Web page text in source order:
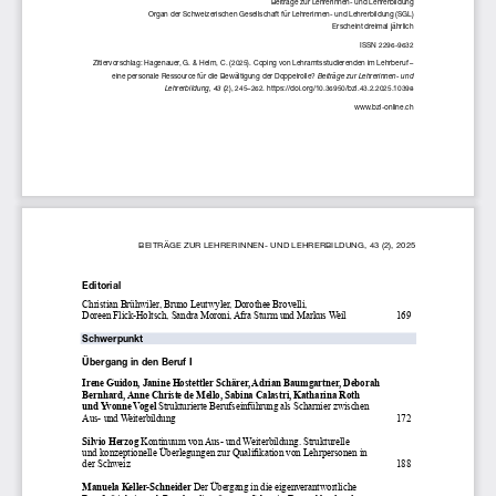
Organ der Schweizerischen Gesellschaft für Lehrerinnen- und Lehrerbildung (SGL)
Erscheint dreimal jährlich
ISSN 2296-9632
Zitiervorschlag: Hagenauer, G. & Helm, C. (2025). Coping von Lehramtsstudierenden im Lehrberuf –
eine personale Ressource für die Bewältigung der Doppelrolle? Beiträge zur Lehrerinnen- und
Lehrerbildung, 43 (2), 245–262. https://doi.org/10.36950/bzl.43.2.2025.10398
www.bzl-online.ch
BEITRÄGE ZUR LEHRERINNEN- UND LEHRERBILDUNG, 43 (2), 2025
Editorial
Christian Brühwiler, Bruno Leutwyler, Dorothee Brovelli,
Doreen Flick-Holtsch, Sandra Moroni, Afra Sturm und Markus Weil
                     169
Schwerpunkt
Übergang in den Beruf I
Irene Guidon, Janine Hostettler Schärer, Adrian Baumgartner, Deborah
Bern hard, Anne Christe de Mello, Sabina Calastri, Katharina Roth
und Yvonne Vogel Strukturierte Berufseinführung als Scharnier zwischen
Aus- und Weiterbildung
172
Silvio Herzog Kontinuum von Aus- und Weiterbildung. Strukturelle
und kon zeptionelle Überlegungen zur Qualifikation von Lehr per   sonen in
der Schweiz
188
Manuela Keller-Schneider Der Übergang in die eigenverantwortliche